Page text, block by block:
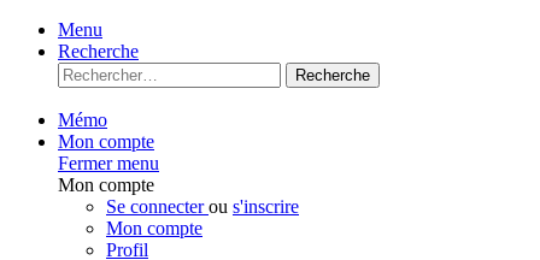
Menu
Recherche
Recherche
Mémo
Mon compte
Fermer menu
Mon compte
Se connecterou s'inscrire
Mon compte
Profil